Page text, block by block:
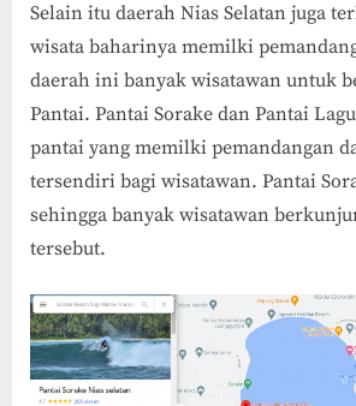
Selain itu daerah Nias Selatan juga
wisata baharinya memilki
daerah ini banyak wisatawan untuk
Pantai. Pantai Sorake dan Pantai
pantai yang memilki pemandangan
tersendiri bagi wisatawan. Pantai
sehingga banyak wisatawan
tersebut.